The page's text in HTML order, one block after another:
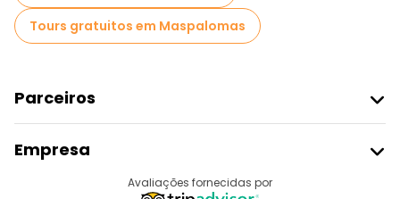
Tours gratuitos em Maspalomas
Parceiros
Registo Do Fornecedor
Programa De Afiliados
Empresa
Avaliações fornecidas por